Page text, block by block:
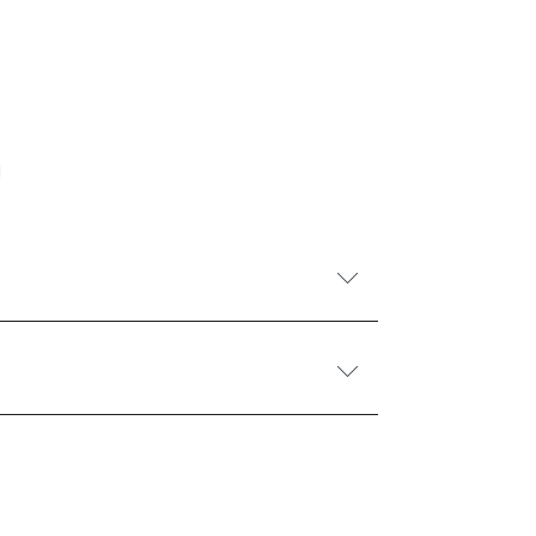
7 %, lactose (LAIT), NOISETTES 2
(lécithine de SOJA), arômes.